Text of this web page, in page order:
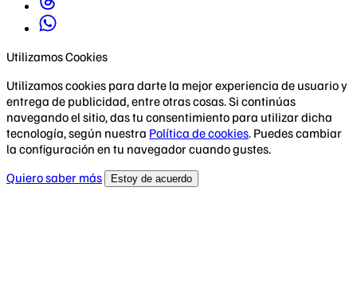
Utilizamos Cookies
Utilizamos cookies para darte la mejor experiencia de usuario y
entrega de publicidad, entre otras cosas. Si continúas
navegando el sitio, das tu consentimiento para utilizar dicha
tecnología, según nuestra Política de cookies. Puedes cambiar
la configuración en tu navegador cuando gustes.
Quiero saber más
Estoy de acuerdo